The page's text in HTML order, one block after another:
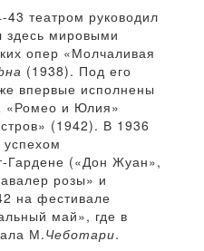
театром руководил
мировыми
опер «Молчаливая
(1938). Под его
впервые исполнены
«Ромео и Юлия»
(1942). В 1936
Гардене («Дон Жуан»,
розы» и
на фестивале
май», где в
М.Чеботари.